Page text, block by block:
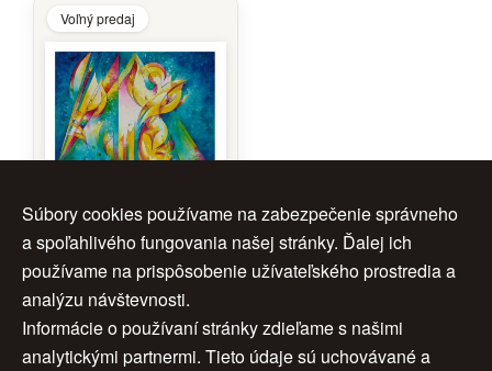
Voľný predaj
„Prelúdium pre
anjela“
Rok: 2004
Rozmery: 120 x 150 cm
Cena:2 655,51 €
Súbory cookies používame na zabezpečenie správneho
a spoľahlivého fungovania našej stránky. Ďalej ich
používame na prispôsobenie užívateľského prostredia a
analýzu návštevnosti.
Informácie o používaní stránky zdieľame s našimi
analytickými partnermi. Tieto údaje sú uchovávané a